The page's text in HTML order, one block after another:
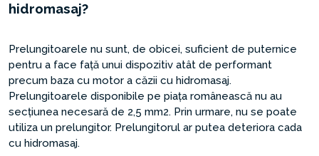
hidromasaj?
Prelungitoarele nu sunt, de obicei, suficient de puternice
pentru a face față unui dispozitiv atât de performant
precum baza cu motor a căzii cu hidromasaj.
Prelungitoarele disponibile pe piața românească nu au
secțiunea necesară de 2,5 mm2. Prin urmare, nu se poate
utiliza un prelungitor. Prelungitorul ar putea deteriora cada
cu hidromasaj.